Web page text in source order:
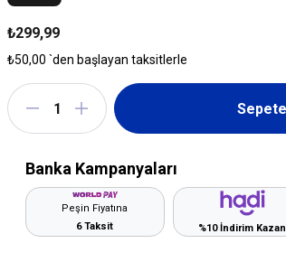
₺299,99
₺50,00 `den başlayan taksitlerle
Banka Kampanyaları
Peşin Fiyatına
6 Taksit
%10 İndirim Kazan